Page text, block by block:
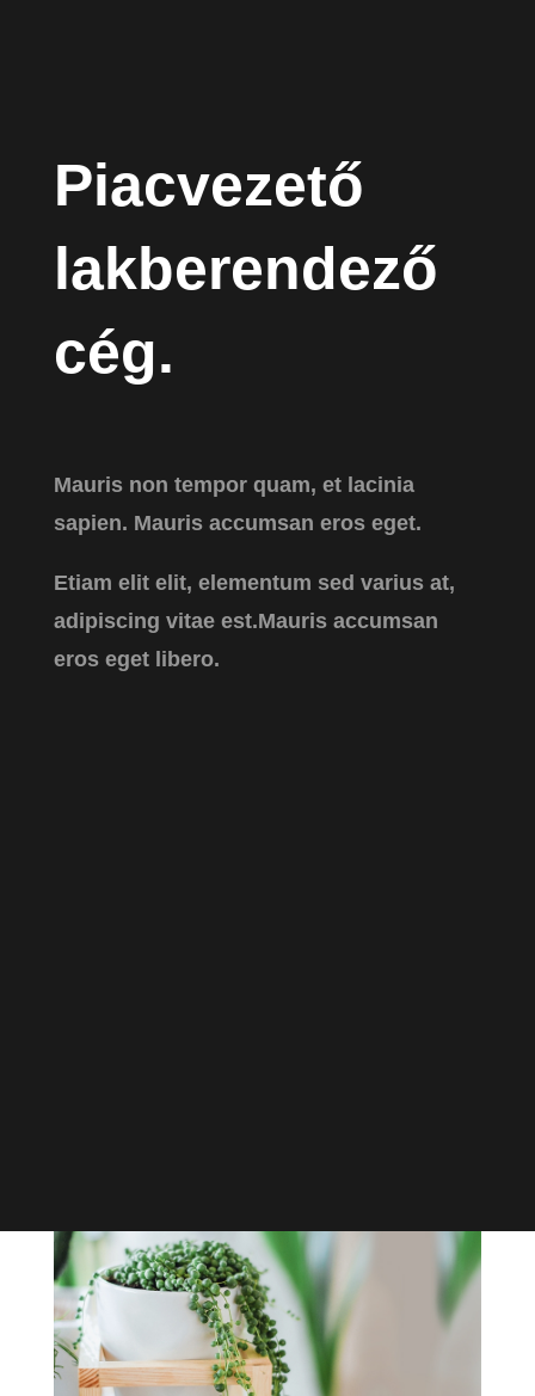
Piacvezető
lakberendező
cég.
Mauris non tempor quam, et lacinia
sapien. Mauris accumsan eros eget.
Etiam elit elit, elementum sed varius at,
adipiscing vitae est.Mauris accumsan
eros eget libero.